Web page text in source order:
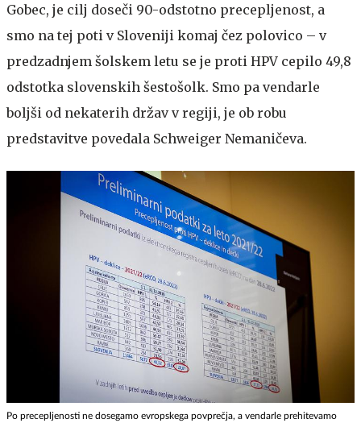
Gobec, je cilj doseči 90-odstotno precepljenost, a
smo na tej poti v Sloveniji komaj čez polovico – v
predzadnjem šolskem letu se je proti HPV cepilo 49,8
odstotka slovenskih šestošolk. Smo pa vendarle
boljši od nekaterih držav v regiji, je ob robu
predstavitve povedala Schweiger Nemaničeva.
Po precepljenosti ne dosegamo evropskega povprečja, a vendarle prehitevamo